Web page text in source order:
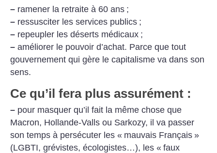
– ramener la retraite à 60 ans ;
– ressusciter les services publics ;
– repeupler les déserts médicaux ;
– améliorer le pouvoir d’achat. Parce que tout
gouvernement qui gère le capitalisme va dans son
sens.
Ce qu’il fera plus assurément :
– pour masquer qu’il fait la même chose que
Macron, Hollande-Valls ou Sarkozy, il va passer
son temps à persécuter les « mauvais Français »
(LGBTI, grévistes, écologistes…), les « faux